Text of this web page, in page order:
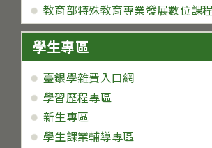
教育部特殊教育專業發展數位課
學生專區
臺銀學雜費入口網
學習歷程專區
新生專區
學生課業輔導專區